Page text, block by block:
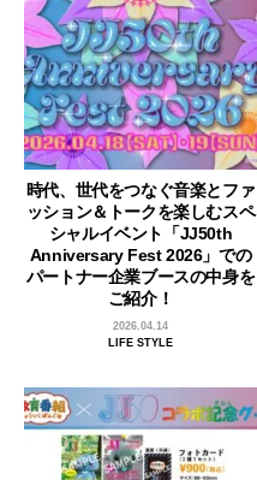
時代、世代をつなぐ音楽とファ
ッション＆トークを楽しむスペ
シャルイベント「JJ50th
Anniversary Fest 2026」での
パートナー企業ブースの中身を
ご紹介！
2026.04.14
LIFE STYLE